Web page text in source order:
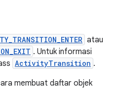
atau
. Untuk informasi
ActivityTransition .
membuat daftar objek